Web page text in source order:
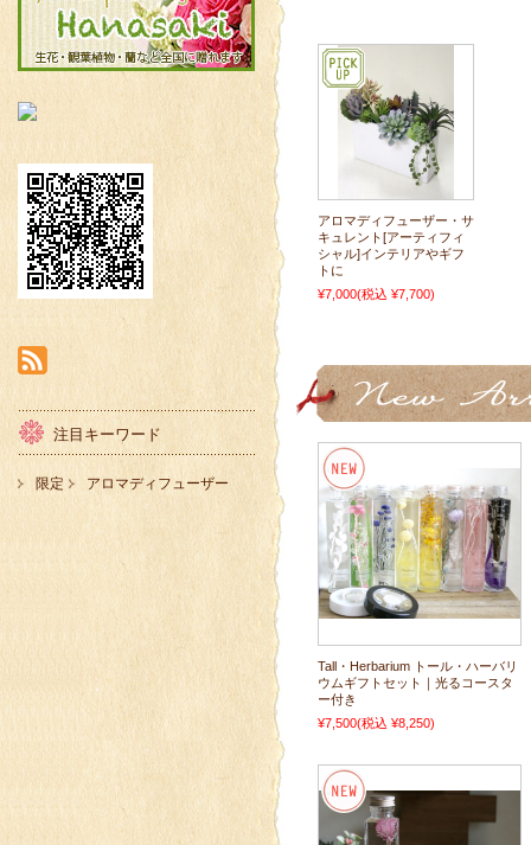
アロマディフューザー・サ
キュレント[アーティフィ
シャル]インテリアやギフ
トに
¥7,000(税込 ¥7,700)
Tall・Herbarium トール・ハーバリ
ウムギフトセット｜光るコースタ
ー付き
¥7,500(税込 ¥8,250)
注目キーワード
限定 アロマディフューザー